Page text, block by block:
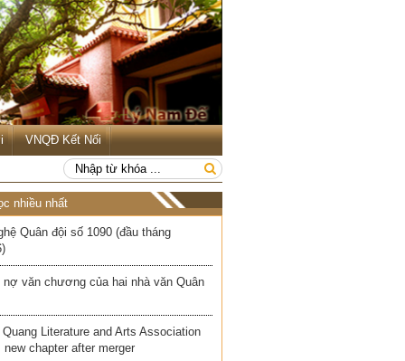
VNQĐ Kết Nối
nhiều nhất
Quân đội số 1090 (đầu tháng
nợ văn chương của hai nhà văn Quân
Literature and Arts Association
new chapter after merger